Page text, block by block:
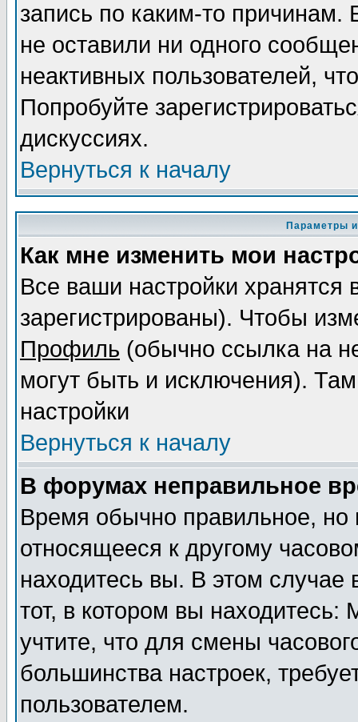
запись по каким-то
не оставили ни одного
неактивных пользователей,
Попробуйте
дискуссиях.
Вернуться к началу
Параметры
Как мне изменить мои
Все ваши настройки
зарегистрированы). Чтобы
Профиль (обычно ссылка на
могут быть и исключения).
настройки
Вернуться к началу
В форумах неправильное
Время обычно правильное,
относящееся к другому
находитесь вы. В этом
тот, в котором вы
учтите, что для смены
большинства настроек,
пользователем.